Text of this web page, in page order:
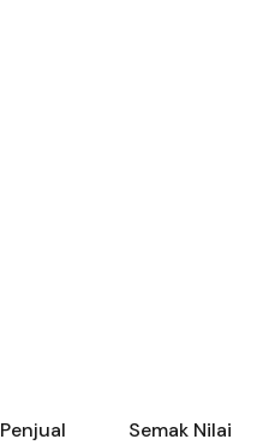
Penjual Semak Nilai